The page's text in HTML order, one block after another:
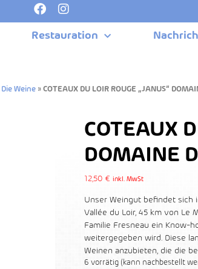
Restauration
Die Weine» COTEAUX DU LOIR ROUGE „JANUS“
COTEAUX
DOMAINE
12,50 € inkl. MwSt
Unser Weingut befindet sich
Vallée du Loir, 45 km von Le
Familie Fresneau ein Know-
weitergegeben wird. Diese
Weinen anzubieten, die die
6 vorrätig (kann nachbestellt